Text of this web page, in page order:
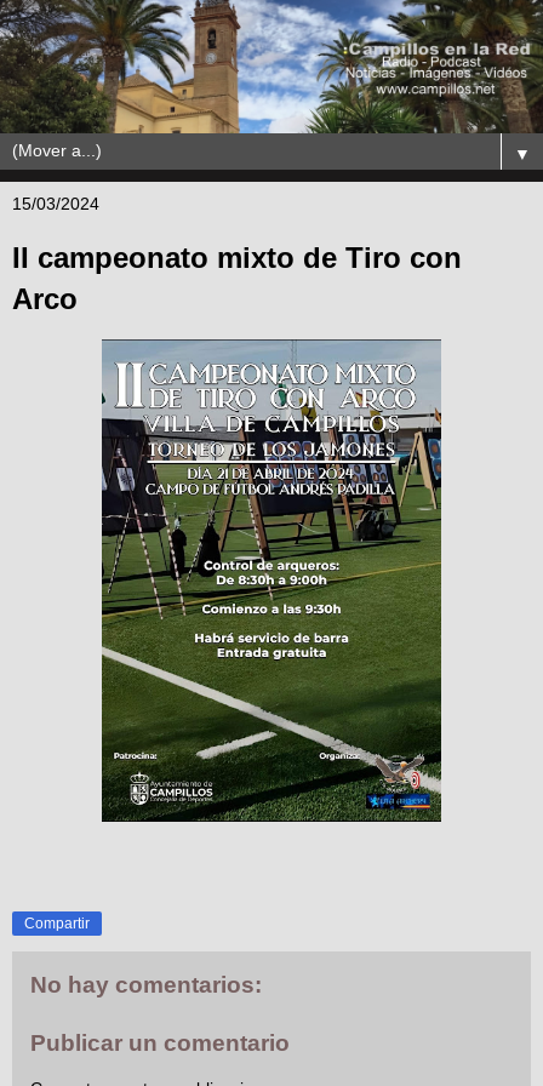
▼
15/03/2024
II campeonato mixto de Tiro con
Arco
Compartir
No hay comentarios:
Publicar un comentario